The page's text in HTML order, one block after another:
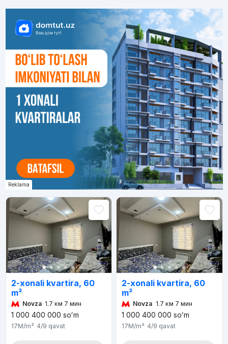
Reklama
2-xonali kvartira, 60
m²
Novza 1.7 км 7 мин
1 000 400 000 soʻm
17M/m² 4/9 qavat
2-xonali kvartira, 60
m²
Novza 1.7 км 7 мин
1 000 400 000 soʻm
17M/m² 4/9 qavat